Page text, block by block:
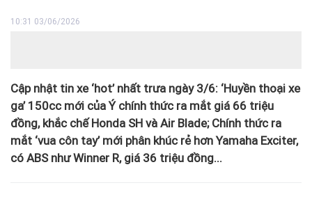
10:31 03/06/2026
Cập nhật tin xe ‘hot’ nhất trưa ngày 3/6: ‘Huyền thoại xe
ga’ 150cc mới của Ý chính thức ra mắt giá 66 triệu
đồng, khắc chế Honda SH và Air Blade; Chính thức ra
mắt ‘vua côn tay’ mới phân khúc rẻ hơn Yamaha Exciter,
có ABS như Winner R, giá 36 triệu đồng...